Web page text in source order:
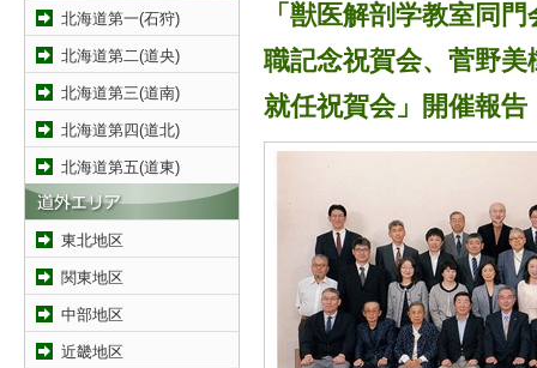
北海道第一(石狩)
北海道第二(道央)
北海道第三(道南)
北海道第四(道北)
北海道第五(道東)
東北地区
関東地区
中部地区
近畿地区
「獣医解剖学教室同
職記念祝賀会、菅野
就任祝賀会」開催報告